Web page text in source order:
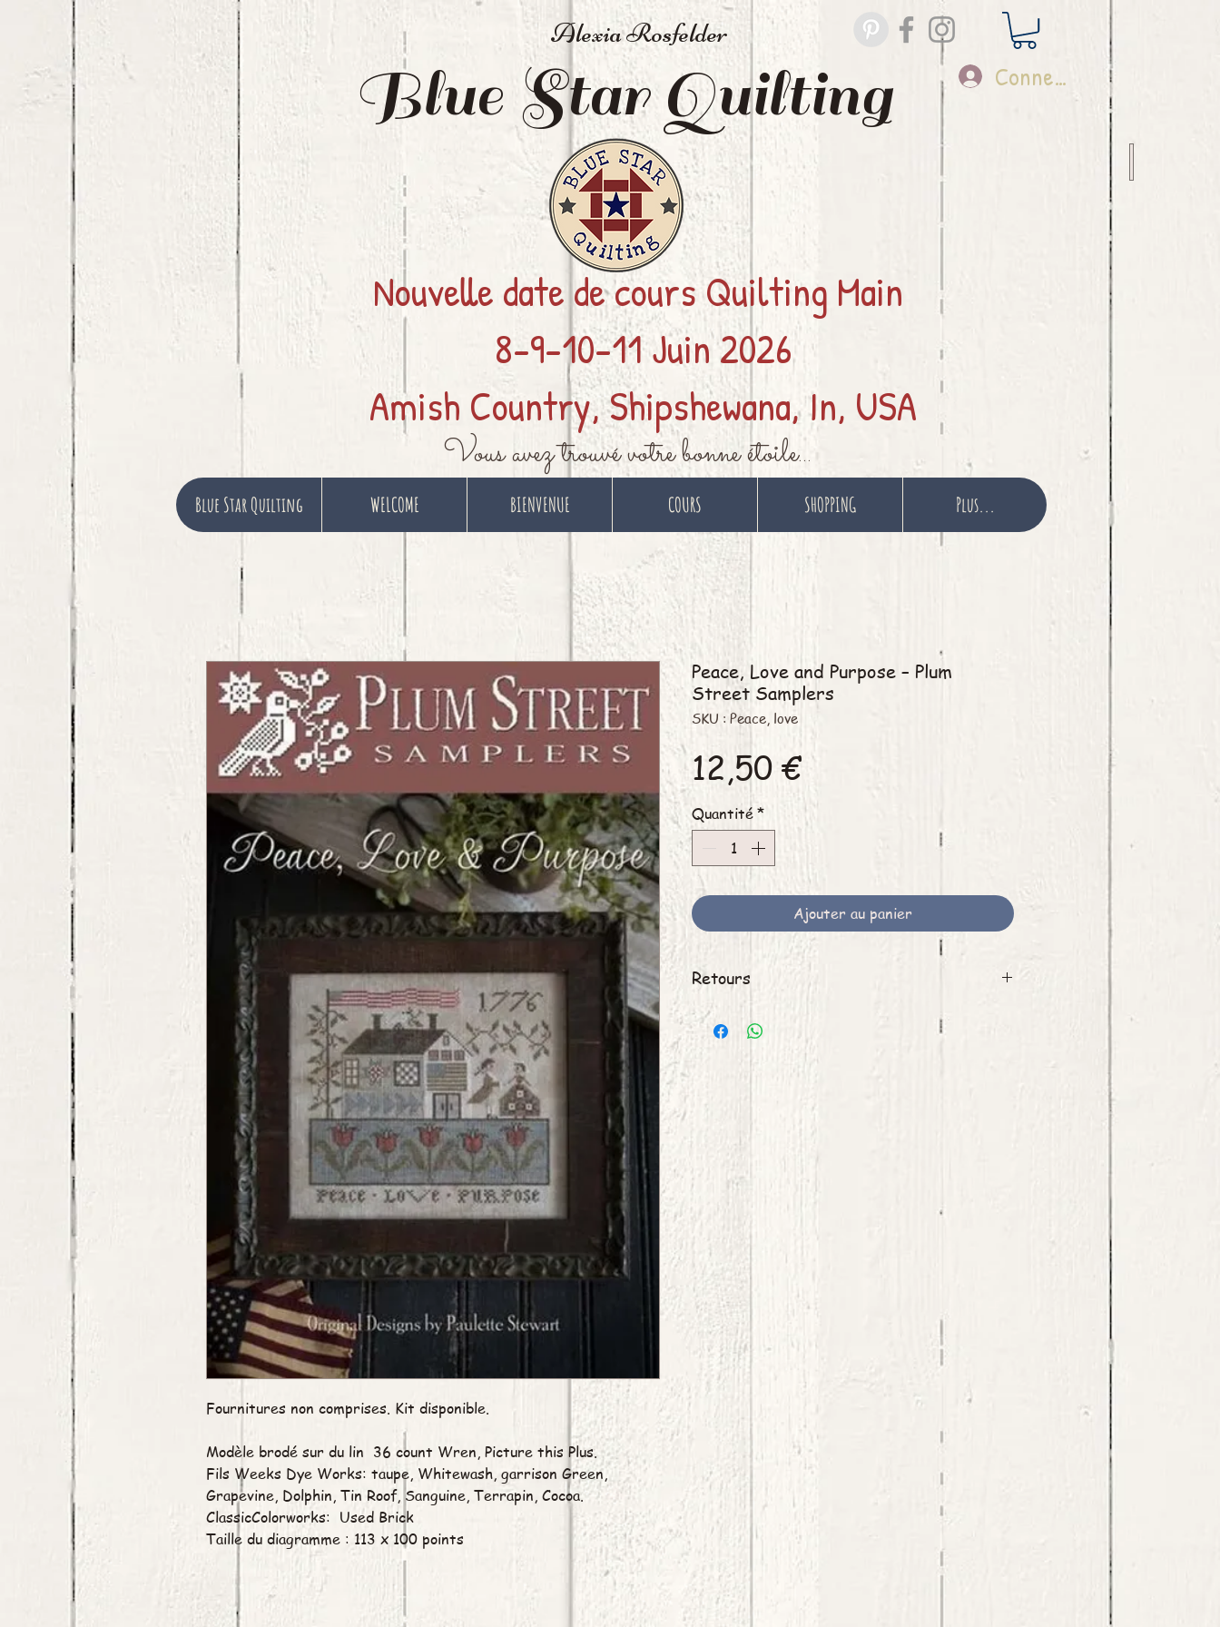
Blue StarQuilting
Alexia Rosfelder
Connexion
Nouvelle date de cours Quilting Main
8-9-10-11 Juin 2026
Amish Country, Shipshewana, In, USA
Vous avez trouvé votre bonne étoile...
Blue Star Quilting WELCOME BIENVENUE COURS SHOPPING Plus...
Fournitures non comprises. Kit disponible.
Modèle brodé sur du lin 36 count Wren, Picture this Plus.
Fils Weeks Dye Works: taupe, Whitewash, garrison Green,
Grapevine, Dolphin, Tin Roof, Sanguine, Terrapin, Cocoa.
ClassicColorworks: Used Brick
Taille du diagramme : 113 x 100 points
Peace, Love and Purpose – Plum
Street Samplers
SKU : Peace, love
12,50 €Prix
Quantité*
Ajouter au panier
Retours
Pas de retour possible pour cet article.